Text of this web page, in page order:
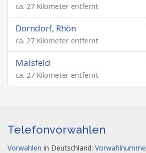
ca. 27 Kilometer entfernt
Dorndorf, Rhön
ca. 27 Kilometer entfernt
Malsfeld
ca. 27 Kilometer entfernt
Telefonvorwahlen
Vorwahlen in Deutschland: